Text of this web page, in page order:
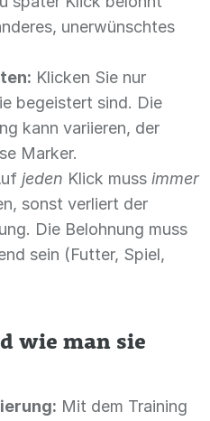
unerwünschtes
Klicken Sie nur
begeistert sind. Die
kann variieren, der
Marker.
jeden Klick muss immer
sonst verliert der
Die Belohnung muss
sein (Futter, Spiel,
wie man sie
Mit dem Training